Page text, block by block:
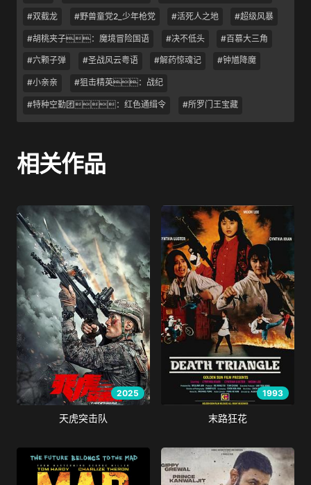
#双截龙 #野兽童党2_少年枪党 #活死人之地 #超级风暴
#胡桃夹子：魔境冒险国语 #决不低头 #百慕大三角
#六颗子弹 #圣战风云粤语 #解药惊魂记 #钟馗降魔
#小亲亲 #狙击精英：战纪
#特种空勤团：红色通缉令 #所罗门王宝藏
相关作品
2025
天虎突击队
1993
末路狂花